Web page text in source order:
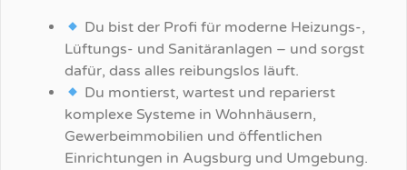
Du bist der Profi für moderne Heizungs-,
Lüftungs- und Sanitäranlagen – und sorgst
dafür, dass alles reibungslos läuft.
Du montierst, wartest und reparierst
komplexe Systeme in Wohnhäusern,
Gewerbeimmobilien und öffentlichen
Einrichtungen in Augsburg und Umgebung.